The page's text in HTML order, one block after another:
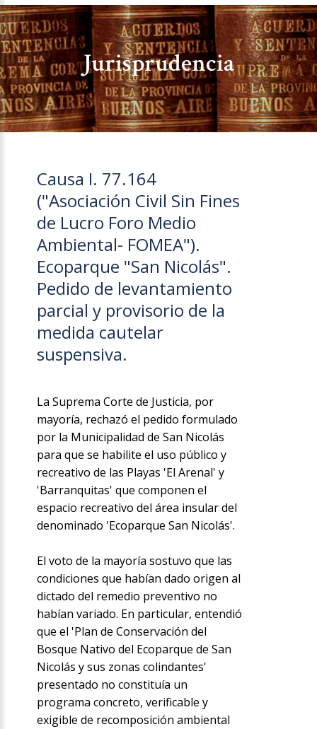
Jurisprudencia
Causa I. 77.164
("Asociación Civil Sin Fines
de Lucro Foro Medio
Ambiental- FOMEA").
Ecoparque "San Nicolás".
Pedido de levantamiento
parcial y provisorio de la
medida cautelar
suspensiva.
La Suprema Corte de Justicia, por
mayoría, rechazó el pedido formulado
por la Municipalidad de San Nicolás
para que se habilite el uso público y
recreativo de las Playas 'El Arenal' y
'Barranquitas' que componen el
espacio recreativo del área insular del
denominado 'Ecoparque San Nicolás'.
El voto de la mayoría sostuvo que las
condiciones que habían dado origen al
dictado del remedio preventivo no
habían variado. En particular, entendió
que el 'Plan de Conservación del
Bosque Nativo del Ecoparque de San
Nicolás y sus zonas colindantes'
presentado no constituía un
programa concreto, verificable y
exigible de recomposición ambiental